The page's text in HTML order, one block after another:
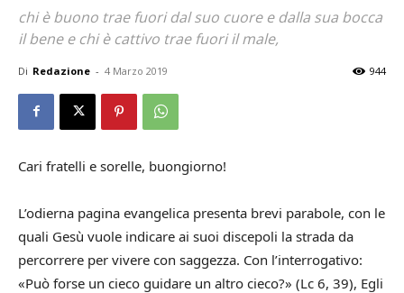
chi è buono trae fuori dal suo cuore e dalla sua bocca
il bene e chi è cattivo trae fuori il male,
Di Redazione - 4 Marzo 2019 944
Cari fratelli e sorelle, buongiorno!
L’odierna pagina evangelica presenta brevi parabole, con le
quali Gesù vuole indicare ai suoi discepoli la strada da
percorrere per vivere con saggezza. Con l’interrogativo:
«Può forse un cieco guidare un altro cieco?» (Lc 6, 39), Egli